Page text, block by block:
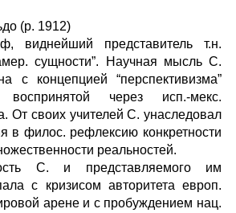
(р. 1912)
виднейший представитель т.н.
сущности”. Научная мысль С.
с концепцией “перспективизма”
воспринятой через исп.-мекс.
От своих учителей С. унаследовал
в филос. рефлексию конкретности
реальностей.
С. и представляемого им
с кризисом авторитета европ.
арене и с пробуждением нац.